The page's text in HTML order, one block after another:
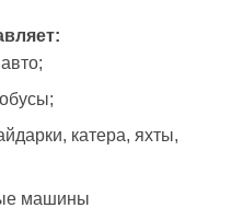
катера, яхты,
машины